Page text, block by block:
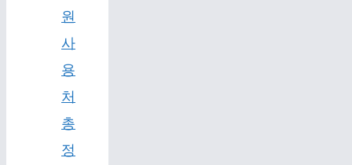
원
사
용
처
총
정